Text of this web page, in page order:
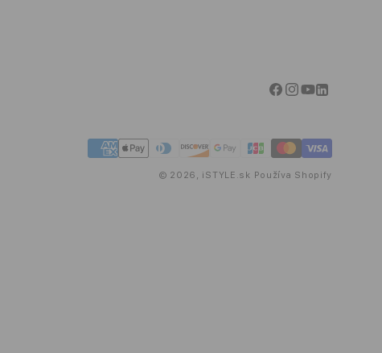
Facebook
Instagram
YouTube
Linkedin
platby
© 2026, iSTYLE.sk Používa Shopify